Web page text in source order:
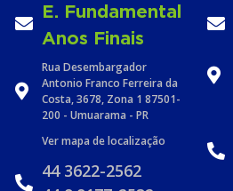
E. Fundamental
Anos Finais
Rua Desembargador
Antonio Franco Ferreira da
Costa, 3678, Zona 1 87501-
200 - Umuarama - PR
Ver mapa de localização
44 3622-2562